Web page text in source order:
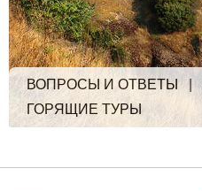
ВОПРОСЫ И ОТВЕТЫ |
ГОРЯЩИЕ ТУРЫ